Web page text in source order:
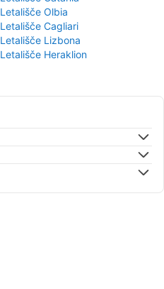
Letališče Olbia
Letališče Cagliari
Letališče Lizbona
Letališče Heraklion